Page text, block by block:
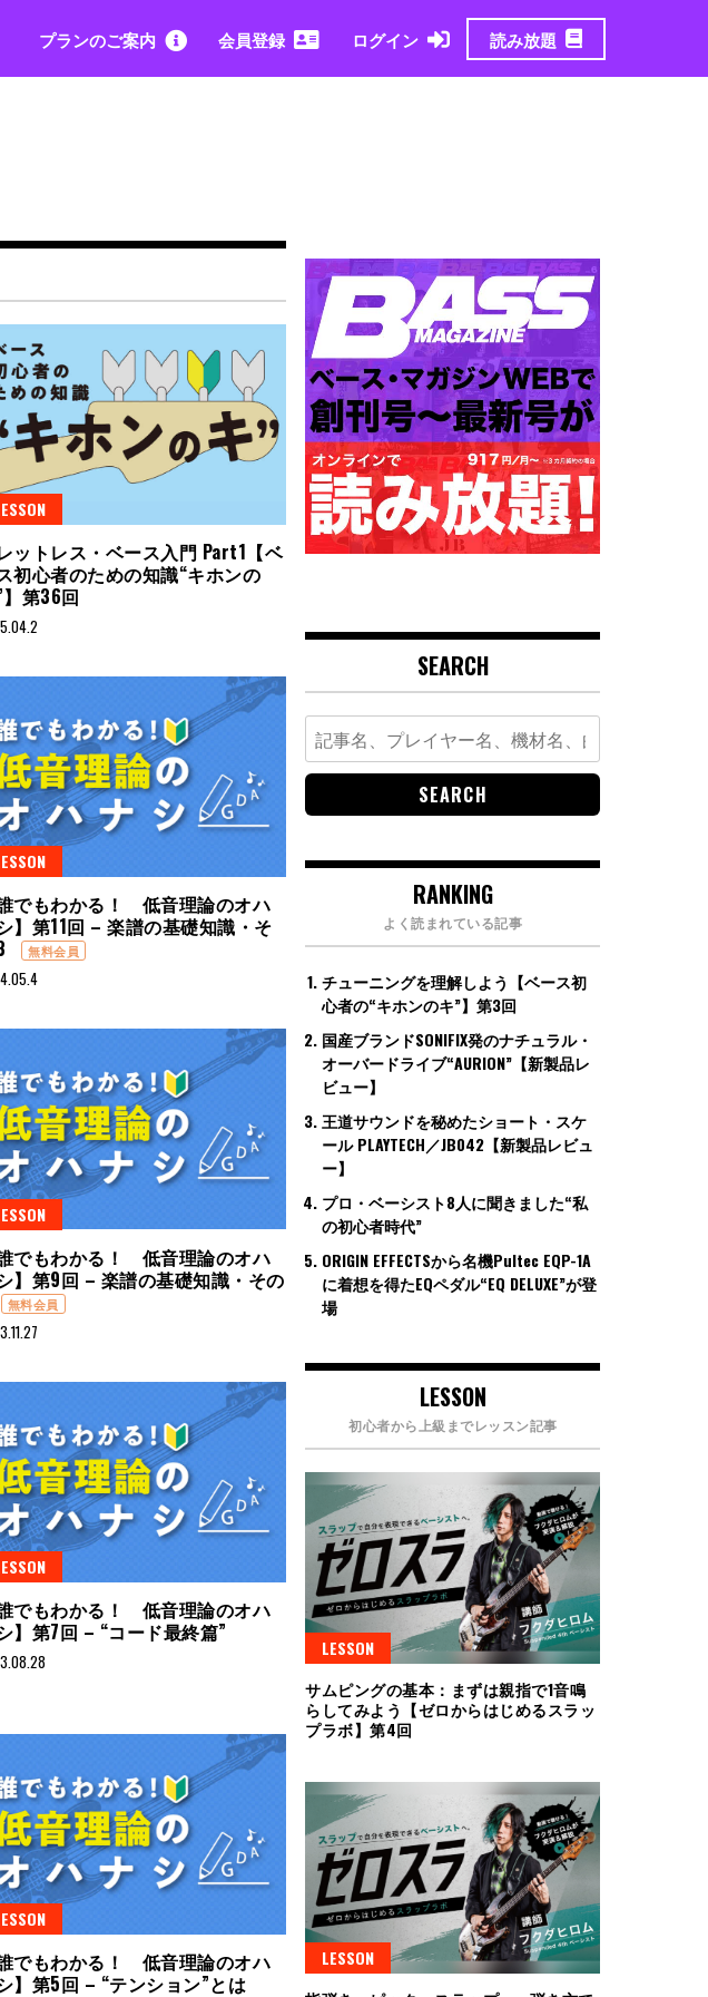
プランのご案内 会員登録 ログイン 読み放題
ットレス・ベース入門 Part1【ベ
初心者のための知識“キホンの
】第36回
誰でもわかる！ 低音理論のオハ
】第11回 – 楽譜の基礎知識・そ
無料会員
誰でもわかる！ 低音理論のオハ
】第9回 – 楽譜の基礎知識・その
無料会員
誰でもわかる！ 低音理論のオハ
】第7回 – “コード最終篇”
誰でもわかる！ 低音理論のオハ
】第5回 – “テンション”とは
SEARCH
Search
for:
RANKING
よく読まれている記事
チューニングを理解しよう【ベース初
心者の“キホンのキ”】第3回
国産ブランドSONIFIX発のナチュラル・
オーバードライブ“AURION”【新製品レ
ビュー】
王道サウンドを秘めたショート・スケ
ール PLAYTECH／JB042【新製品レビュ
ー】
プロ・ベーシスト8人に聞きました“私
の初心者時代”
ORIGIN EFFECTSから名機Pultec EQP-1A
に着想を得たEQペダル“EQ DELUXE”が登
場
LESSON
初心者から上級までレッスン記事
LESSON
サムピングの基本：まずは親指で1音鳴
らしてみよう【ゼロからはじめるスラッ
プラボ】第4回
LESSON